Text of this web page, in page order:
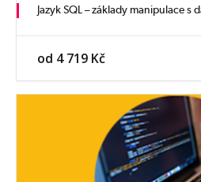
Jazyk SQL – základy manipulace s
od 4 719 Kč